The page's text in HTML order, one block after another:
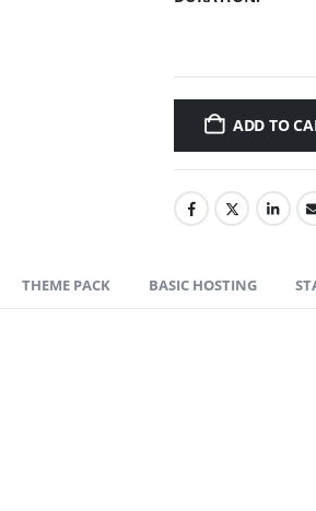
ADD TO
THEME PACK BASIC HOSTING